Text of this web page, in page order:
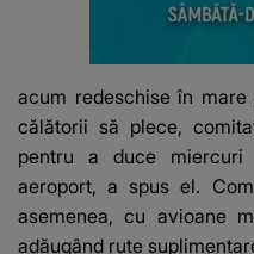
acum redeschise în
călătorii să plece,
pentru a duce
aeroport, a spus el.
asemenea, cu avioane
adăugând rute